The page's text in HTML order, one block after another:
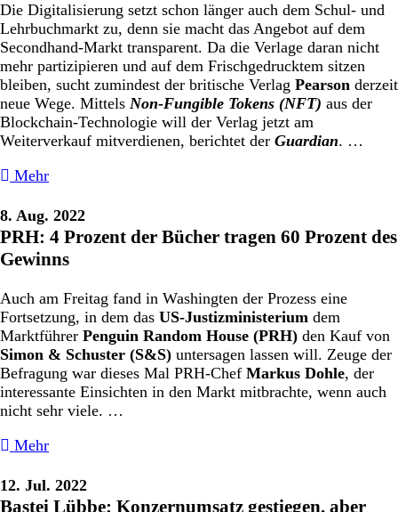
Die Digitalisierung setzt schon länger auch dem Schul- und
Lehrbuchmarkt zu, denn sie macht das Angebot auf dem
Secondhand-Markt transparent. Da die Verlage daran nicht
mehr partizipieren und auf dem Frischgedrucktem sitzen
bleiben, sucht zumindest der britische Verlag Pearson derzeit
neue Wege. Mittels Non-Fungible Tokens (NFT) aus der
Blockchain-Technologie will der Verlag jetzt am
Weiterverkauf mitverdienen, berichtet der Guardian. …
Mehr
8. Aug. 2022
PRH: 4 Prozent der Bücher tragen 60 Prozent des
Gewinns
Auch am Freitag fand in Washingten der Prozess eine
Fortsetzung, in dem das US-Justizministerium dem
Marktführer Penguin Random House (PRH) den Kauf von
Simon & Schuster (S&S) untersagen lassen will. Zeuge der
Befragung war dieses Mal PRH-Chef Markus Dohle, der
interessante Einsichten in den Markt mitbrachte, wenn auch
nicht sehr viele. …
Mehr
12. Jul. 2022
Bastei Lübbe: Konzernumsatz gestiegen, aber